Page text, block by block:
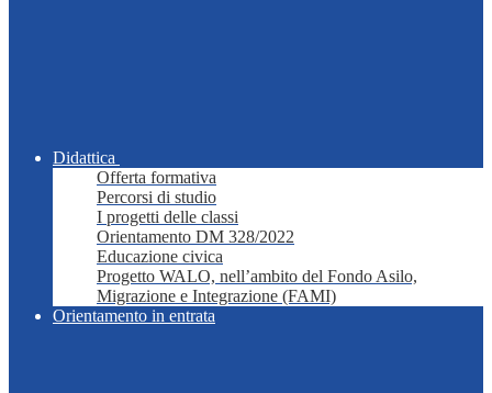
Didattica
Offerta formativa
Percorsi di studio
I progetti delle classi
Orientamento DM 328/2022
Educazione civica
Progetto WALO, nell’ambito del Fondo Asilo,
Migrazione e Integrazione (FAMI)
Orientamento in entrata